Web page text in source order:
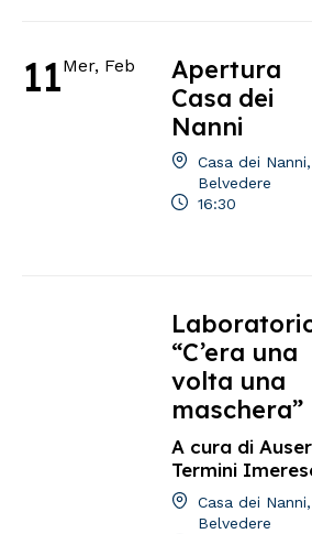
11Mer, Feb
Apertura
Casa dei
Nanni
Casa dei Nanni,
Belvedere
16:30
“C’era una
volta una
maschera”
A cura di Auser
Termini
Casa dei Nanni,
Belvedere